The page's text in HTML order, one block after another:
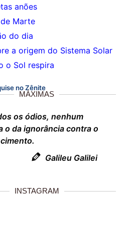
anões
Marte
do dia
a origem do Sistema Solar
o Sol respira
no Zênite
MÁXIMAS
os ódios, nenhum
o da ignorância contra o
Galileu Galilei
INSTAGRAM